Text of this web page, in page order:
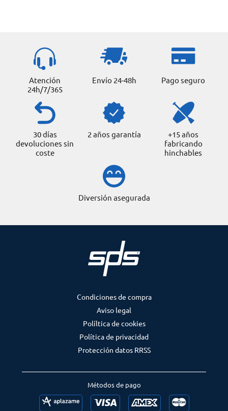
Atención
24h/7/365
Envío 24-48h Pago seguro
30 días
devoluciones sin
coste
2 años garantía
+15 años
fabricando
hinchables
Diversión asegurada
Métodos de pago
Condiciones de compra
Aviso legal
Políltica de cookies
Política de privacidad
Protección datos RRSS